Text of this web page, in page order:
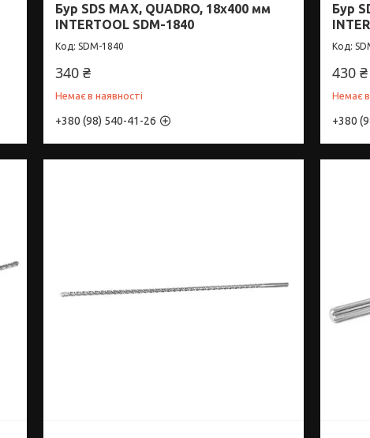
Бур SDS MAX, QUADRO, 18x400 мм
INTERTOOL SDM-1840
SDM-1840
340 ₴
Немає в наявності
+380 (98) 540-41-26
Бур
430 ₴
Немає в
+380